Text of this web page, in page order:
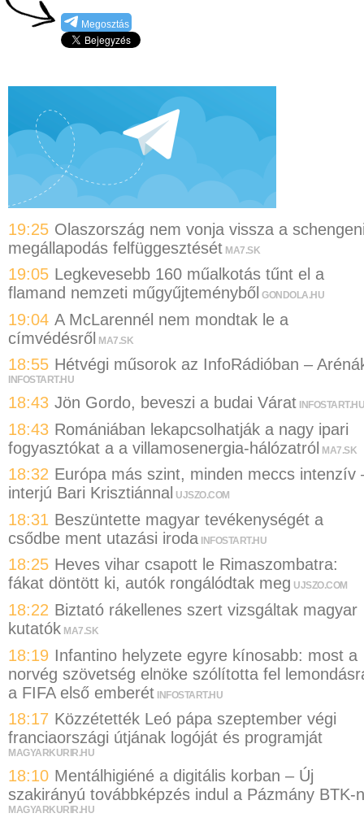
Megosztás
19:25 Olaszország nem vonja vissza a
megállapodás felfüggesztését MA7.SK
19:05 Legkevesebb 160 műalkotás tűnt el a
flamand nemzeti műgyűjteményből GONDOLA.HU
19:04 A McLarennél nem mondtak le a
címvédésről MA7.SK
18:55 Hétvégi műsorok az InfoRádióban –
INFOSTART.HU
18:43 Jön Gordo, beveszi a budai Várat INFOSTART.HU
18:43 Romániában lekapcsolhatják a nagy ipari
fogyasztókat a a villamosenergia-hálózatról MA7.SK
18:32 Európa más szint, minden meccs intenzív
interjú Bari Krisztiánnal UJSZO.COM
18:31 Beszüntette magyar tevékenységét a
csődbe ment utazási iroda INFOSTART.HU
18:25 Heves vihar csapott le Rimaszombatra:
fákat döntött ki, autók rongálódtak meg UJSZO.COM
18:22 Biztató rákellenes szert vizsgáltak magyar
kutatók MA7.SK
18:19 Infantino helyzete egyre kínosabb: most a
norvég szövetség elnöke szólította fel
a FIFA első emberét INFOSTART.HU
18:17 Közzétették Leó pápa szeptember végi
franciaországi útjának logóját és programját
MAGYARKURIR.HU
18:10 Mentálhigiéné a digitális korban – Új
szakirányú továbbképzés indul a Pázmány BTK-n
MAGYARKURIR.HU